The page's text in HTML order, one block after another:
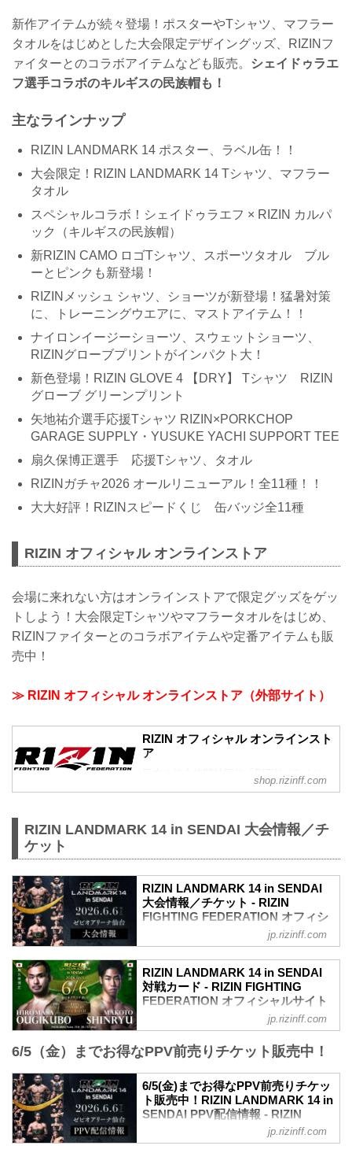
新作アイテムが続々登場！ポスターやTシャツ、マフラー
タオルをはじめとした大会限定デザイングッズ、RIZINフ
ァイターとのコラボアイテムなども販売。
シェイドゥラエ
フ選手コラボのキルギスの民族帽も！
主なラインナップ
RIZIN LANDMARK 14 ポスター、ラベル缶！！
大会限定！RIZIN LANDMARK 14 Tシャツ、マフラー
タオル
スペシャルコラボ！シェイドゥラエフ × RIZIN カルパ
ック（キルギスの民族帽）
新RIZIN CAMO ロゴTシャツ、スポーツタオル ブル
ーとピンクも新登場！
RIZINメッシュ シャツ、ショーツが新登場！猛暑対策
に、トレーニングウエアに、マストアイテム！！
ナイロンイージーショーツ、スウェットショーツ、
RIZINグローブプリントがインパクト大！
新色登場！RIZIN GLOVE 4 【DRY】 Tシャツ RIZIN
グローブ グリーンプリント
矢地祐介選手応援Tシャツ RIZIN×PORKCHOP
GARAGE SUPPLY・YUSUKE YACHI SUPPORT TEE
扇久保博正選手 応援Tシャツ、タオル
RIZINガチャ2026 オールリニューアル！全11種！！
大大好評！RIZINスピードくじ 缶バッジ全11種
RIZIN オフィシャル オンラインストア
会場に来れない方はオンラインストアで限定グッズをゲッ
トしよう！大会限定Tシャツやマフラータオルをはじめ、
RIZINファイターとのコラボアイテムや定番アイテムも販
売中！
≫ RIZIN オフィシャル オンラインストア（外部サイト）
RIZIN オフィシャル オンラインスト
ア
日本の総合格闘技団体「RIZIN（ライジ
ン）」の公式グッズ販売店。大会やイベ
shop.rizinff.com
RIZIN LANDMARK 14 in SENDAI 大会情報／チ
ケット
RIZIN LANDMARK 14 in SENDAI
大会情報／チケット - RIZIN
FIGHTING FEDERATION オフィシ
5/22（金）更新
5/23（土）10時よりチケット追加販売が
決定！
決定！RIZIN LANDMARK 14 in SENDAI -
RIZIN FIGHTING FEDERATION オフィシ
ャルサイト
大好評につき完売間近となっていたRIZIN
LANDMARK 14 in SENDAIのチケット追
加販売が決定したぞ！
追加販売は、明日5月23日（土）10時より
受付スタート！完売でチケットを手に入
れることが出来なかった方は是非、こ
jp.rizinff.com
RIZIN LANDMARK 14 in SENDAI
対戦カード - RIZIN FIGHTING
FEDERATION オフィシャルサイト
保博正 vs. 神龍誠
RIZIN MMAルール：5分 3R（57.0kg）
扇久保博正 vs. 神龍誠
第7試合／元谷友貴 vs. トニー・ララミー
RIZIN MMAルール：5分 3R（57.0kg）
元谷友貴 vs. トニー・ララミー
jp.rizinff.com
6/5（金）までお得なPPV前売りチケット販売中！
6/5(金)までお得なPPV前売りチケッ
ト販売中！RIZIN LANDMARK 14 in
SENDAI PPV配信情報 - RIZIN
FIGHTING FEDERATION オフィシ
ャルサイト
jp.rizinff.com